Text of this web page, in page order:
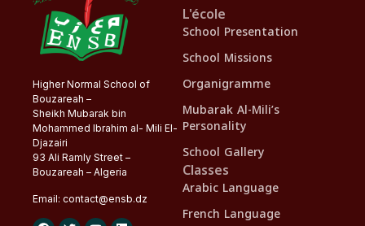
Higher Normal School of
Bouzareah –
Sheikh Mubarak bin
Mohammed Ibrahim al- Mili El-
Djazairi
93 Ali Ramly Street –
Bouzareah – Algeria
Email: contact@ensb.dz
L'école
School Presentation
School Missions
Organigramme
Mubarak Al-Mili’s
Personality
School Gallery
Classes
Arabic Language
French Language